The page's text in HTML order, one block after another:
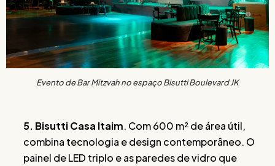
Evento de Bar Mitzvah no espaço Bisutti Boulevard JK
5. Bisutti Casa Itaim. Com 600 m² de área útil,
combina tecnologia e design contemporâneo. O
painel de LED triplo e as paredes de vidro que